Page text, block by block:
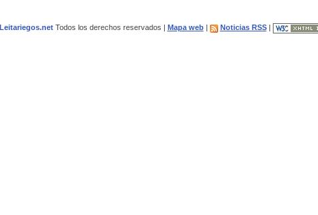
Leitariegos.netTodos los derechos reservados | Mapa web| Noticias RSS|